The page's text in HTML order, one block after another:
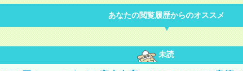
あなたの閲覧履歴からのオススメ
未読